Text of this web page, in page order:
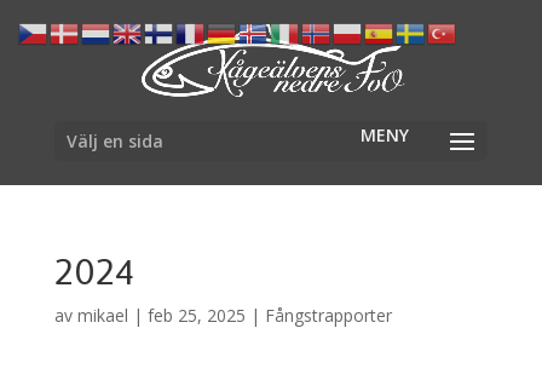
Välj en sida
2024
av mikael | feb 25, 2025 | Fångstrapporter